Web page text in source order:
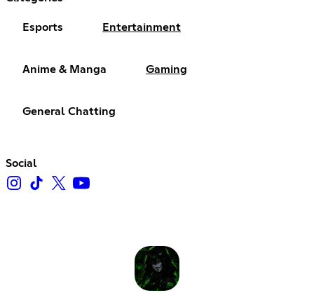
Esports Entertainment
Anime & Manga Gaming
General Chatting
Social